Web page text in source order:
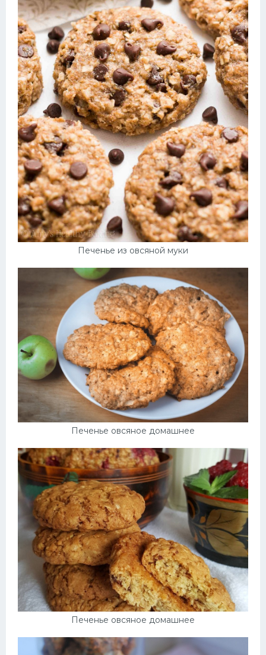
Печенье из овсяной муки
Печенье овсяное домашнее
Печенье овсяное домашнее